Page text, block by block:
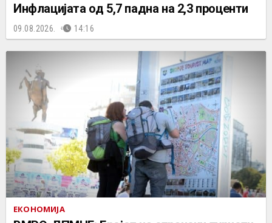
Инфлацијата од 5,7 падна на 2,3 проценти
09.08.2026. 14:16
ЕКОНОМИЈА